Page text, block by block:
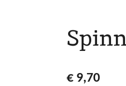
€ 9,70